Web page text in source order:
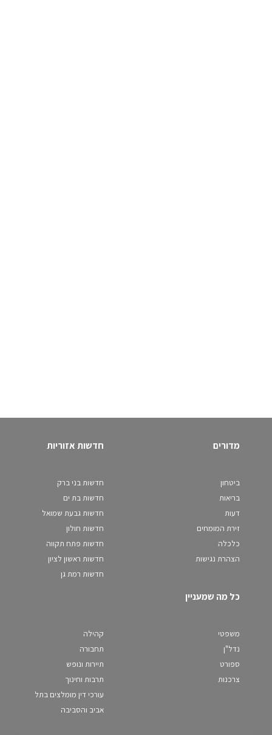
מדורים
ביטחון
בריאות
דעות
זירת המומחים
כלכלה
הצהרת נגישות
חדשות אזוריות
חדשות בני ברק
חדשות בת ים
חדשות גבעת שמואל
חדשות חולון
חדשות פתח תקווה
חדשות ראשון לציון
חדשות רמת גן
כל מה שמעניין
משפטי
נדל"ן
ספורט
צרכנות
קהילה
תחבורה
תיירות ונופש
תרבות וחינוך
עורכי דין מומלצים בתל
אביב והסביבה